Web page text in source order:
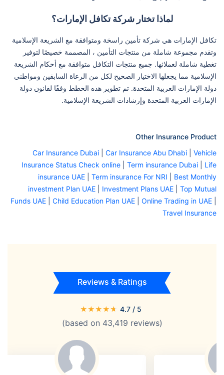
لماذا تختار شركة تكافل الإمارات؟
تكافل الإمارات هي شركة تأمين راسخة ومتوافقة مع الشريعة الإسلامية
وتقدم مجموعة شاملة من منتجات التأمين ، المصممة خصيصًا لتوفير
تغطية شاملة لعملائها. جميع منتجات التكافل متوافقة مع أحكام الشريعة
الإسلامية مما يجعلها الاختيار الصحيح لكل من الرعاة السابقين ومواطني
دولة الإمارات العربية المتحدة. تم تطوير هذه الخطط وفقًا لقانون دولة
الإمارات العربية المتحدة وإرشادات الشريعة الإسلامية.
Other Insurance Product
Car Insurance Dubai
Car Insurance Abu Dhabi
Vehicle
Insurance Status Check online
Term insurance Dubai
Life
insurance UAE
Term insurance For NRI
Best Monthly
investment Plan UAE
Investment Plans UAE
Top Mutual
Funds UAE
Child Education Plan UAE Online Trading in UAE
Travel Insurance
Reviews & Ratings
★★★★★ 4.7 / 5
(based on 43,419 reviews)